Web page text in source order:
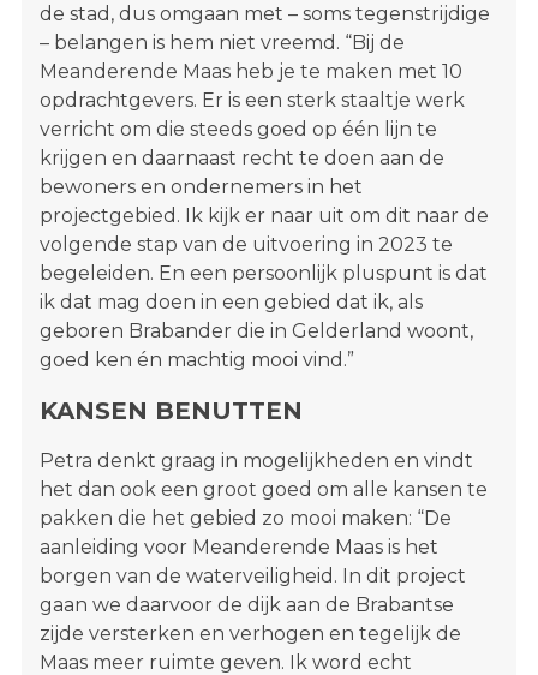
de stad, dus omgaan met – soms tegenstrijdige
– belangen is hem niet vreemd. “Bij de
Meanderende Maas heb je te maken met 10
opdrachtgevers. Er is een sterk staaltje werk
verricht om die steeds goed op één lijn te
krijgen en daarnaast recht te doen aan de
bewoners en ondernemers in het
projectgebied. Ik kijk er naar uit om dit naar de
volgende stap van de uitvoering in 2023 te
begeleiden. En een persoonlijk pluspunt is dat
ik dat mag doen in een gebied dat ik, als
geboren Brabander die in Gelderland woont,
goed ken én machtig mooi vind.”
KANSEN BENUTTEN
Petra denkt graag in mogelijkheden en vindt
het dan ook een groot goed om alle kansen te
pakken die het gebied zo mooi maken: “De
aanleiding voor Meanderende Maas is het
borgen van de waterveiligheid. In dit project
gaan we daarvoor de dijk aan de Brabantse
zijde versterken en verhogen en tegelijk de
Maas meer ruimte geven. Ik word echt